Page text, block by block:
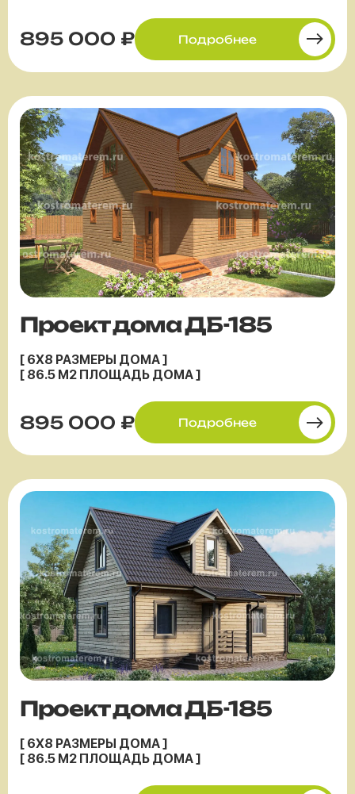
895 000 ₽ Подробнее
Проект дома ДБ-185
[ 6X8 РАЗМЕРЫ ДОМА ]
[ 86.5 М2 ПЛОЩАДЬ ДОМА ]
895 000 ₽ Подробнее
Проект дома ДБ-185
[ 6X8 РАЗМЕРЫ ДОМА ]
[ 86.5 М2 ПЛОЩАДЬ ДОМА ]